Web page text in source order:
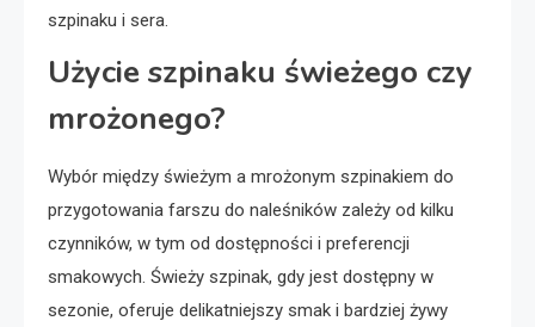
szpinaku i sera.
Użycie szpinaku świeżego czy
mrożonego?
Wybór między świeżym a mrożonym szpinakiem do
przygotowania farszu do naleśników zależy od kilku
czynników, w tym od dostępności i preferencji
smakowych. Świeży szpinak, gdy jest dostępny w
sezonie, oferuje delikatniejszy smak i bardziej żywy